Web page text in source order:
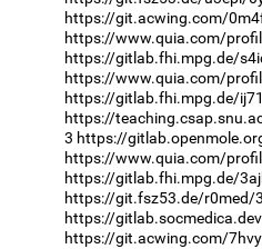
https://git.acwing.com/
https://www.quia.com/
https://gitlab.fhi.mpg.de/
https://www.quia.com/
https://gitlab.fhi.mpg.de/
https://
3 https://
https://www.quia.com/
https://gitlab.fhi.mpg.de/
https://git.fsz53.de/r0med/
https://
https://git.acwing.com/